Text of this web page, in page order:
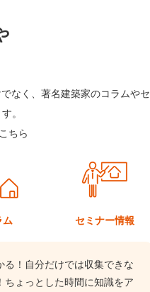
なく、著名建築家のコラムやセ
。
ちら
ム セミナー情報
る！自分だけでは収集できな
ちょっとした時間に知識をア